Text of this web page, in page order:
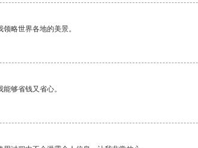
略世界各地的美景。
够省钱又省心。